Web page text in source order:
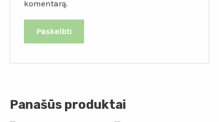
komentarą.
Panašūs produktai